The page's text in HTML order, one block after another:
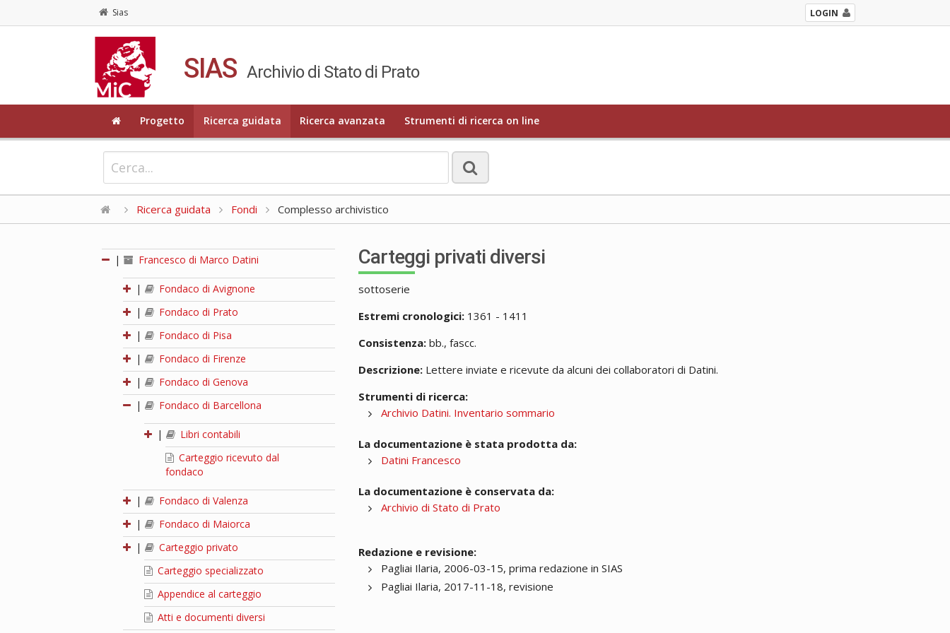
Sias LOGIN
SIAS Archivio di Stato di Prato
Progetto Ricerca guidata Ricerca avanzata Strumenti di ricerca on line
Ricerca guidata Fondi Complesso archivistico
| Francesco di Marco Datini
|
Fondaco di Avignone
|
Fondaco di Prato
|
Fondaco di Pisa
|
Fondaco di Firenze
|
Fondaco di Genova
|
Fondaco di Barcellona
|
Libri contabili
Carteggio ricevuto dal
fondaco
|
Fondaco di Valenza
|
Fondaco di Maiorca
|
Carteggio privato
Carteggio specializzato
Appendice al carteggio
Atti e documenti diversi
Carteggi privati diversi
sottoserie
Estremi cronologici: 1361 - 1411
Consistenza: bb., fascc.
Descrizione: Lettere inviate e ricevute da alcuni dei collaboratori di Datini.
Strumenti di ricerca:
Archivio Datini. Inventario sommario
La documentazione è stata prodotta da:
Datini Francesco
La documentazione è conservata da:
Archivio di Stato di Prato
Redazione e revisione:
Pagliai Ilaria, 2006-03-15, prima redazione in SIAS
Pagliai Ilaria, 2017-11-18, revisione